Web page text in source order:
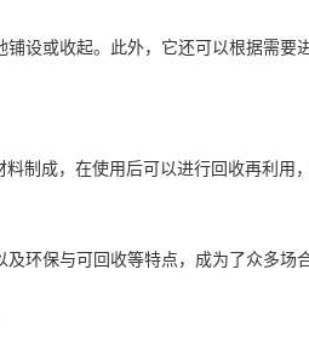
或收起。此外，它还可以根据需要
制成，在使用后可以进行回收再利
保与可回收等特点，成为了众多场